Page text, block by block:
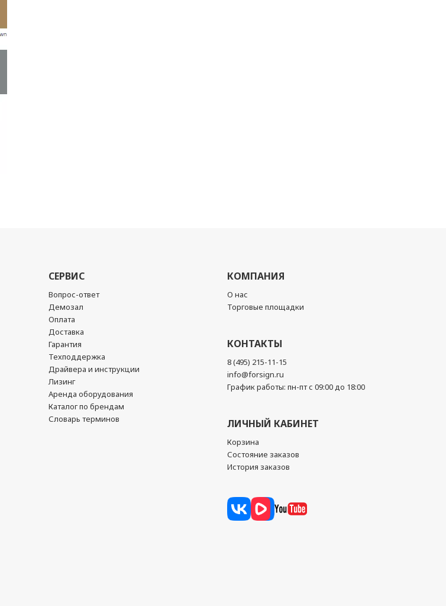
СЕРВИС
Вопрос-ответ
Демозал
Оплата
Доставка
Гарантия
Техподдержка
Драйвера и инструкции
Лизинг
Аренда оборудования
Каталог по брендам
Словарь терминов
КОМПАНИЯ
О нас
Торговые площадки
КОНТАКТЫ
8 (495) 215-11-15
info@forsign.ru
График работы: пн-пт с 09:00 до 18:00
ЛИЧНЫЙ КАБИНЕТ
Корзина
Состояние заказов
История заказов